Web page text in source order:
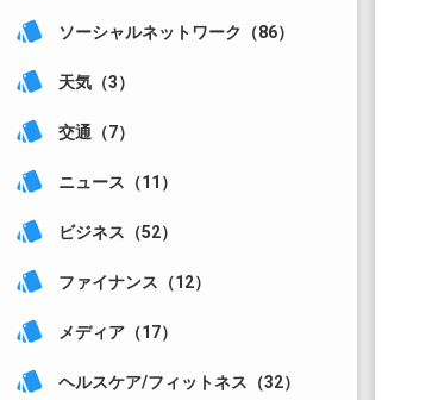
style ソーシャルネットワーク（86）
style 天気（3）
style 交通（7）
style ニュース（11）
style ビジネス（52）
style ファイナンス（12）
style メディア（17）
style ヘルスケア/フィットネス（32）